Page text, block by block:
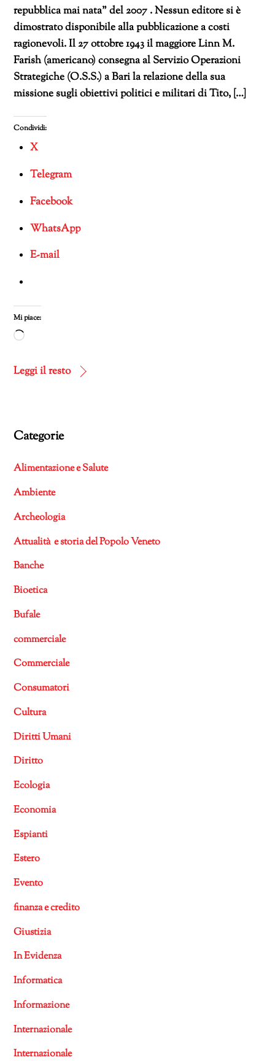
repubblica mai nata” del 2007 . Nessun editore si è
dimostrato disponibile alla pubblicazione a costi
ragionevoli. Il 27 ottobre 1943 il maggiore Linn M.
Farish (americano) consegna al Servizio Operazioni
Strategiche (O.S.S.) a Bari la relazione della sua
missione sugli obiettivi politici e militari di Tito, […]
Condividi:
X
Telegram
Facebook
WhatsApp
E-mail
Mi piace:
Caricamento
corso…
Leggi il resto
Categorie
Alimentazione e Salute
Ambiente
Archeologia
Attualità e storia del Popolo Veneto
Banche
Bioetica
Bufale
commerciale
Commerciale
Consumatori
Cultura
Diritti Umani
Diritto
Ecologia
Economia
Espianti
Estero
Evento
finanza e credito
Giustizia
In Evidenza
Informatica
Informazione
Internazionale
Internazionale